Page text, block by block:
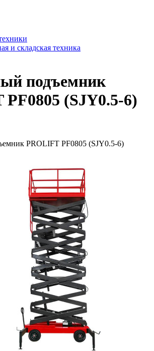
и складская техника
подъемник
(SJY0.5-6)